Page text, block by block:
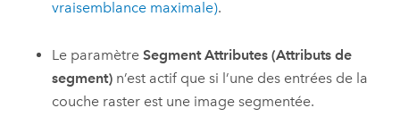
vraisemblance maximale).
Le paramètreSegment Attributes (Attributs de
segment) n’est actif que si l’une des entrées de la
couche raster est une image segmentée.